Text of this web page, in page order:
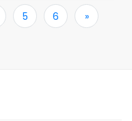
5 6 »Son